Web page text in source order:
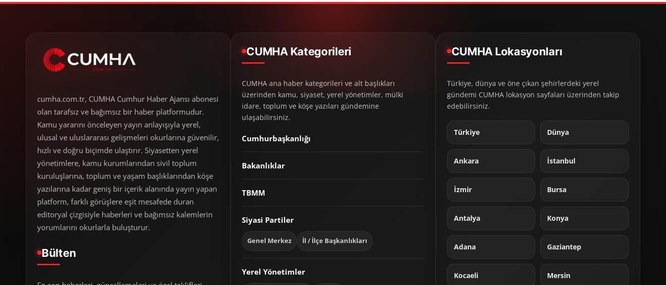
cumha.com.tr, CUMHA Cumhur Haber Ajansı abonesi
olan tarafsız ve bağımsız bir haber platformudur.
Kamu yararını önceleyen yayın anlayışıyla yerel,
ulusal ve uluslararası gelişmeleri okurlarına güvenilir,
hızlı ve doğru biçimde ulaştırır. Siyasetten yerel
yönetimlere, kamu kurumlarından sivil toplum
kuruluşlarına, toplum ve yaşam başlıklarından köşe
yazılarına kadar geniş bir içerik alanında yayın yapan
platform, farklı görüşlere eşit mesafede duran
editoryal çizgisiyle haberleri ve bağımsız kalemlerin
yorumlarını okurlarla buluşturur.
Bülten
CUMHA Kategorileri
CUMHA ana haber kategorileri ve alt başlıkları
üzerinden kamu, siyaset, yerel yönetimler, mülki
idare, toplum ve köşe yazıları gündemine
ulaşabilirsiniz.
Cumhurbaşkanlığı
Bakanlıklar
TBMM
Siyasi Partiler
Genel Merkez İl / İlçe Başkanlıkları
Yerel Yönetimler
CUMHA Lokasyonları
Türkiye, dünya ve öne çıkan şehirlerdeki yerel
gündemi CUMHA lokasyon sayfaları üzerinden takip
edebilirsiniz.
Türkiye Dünya
Ankara İstanbul
İzmir Bursa
Antalya Konya
Adana Gaziantep
Kocaeli Mersin